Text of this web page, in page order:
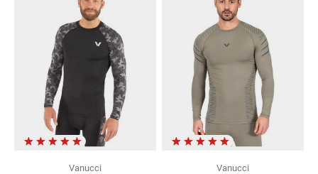
Vanucci
Vanucci